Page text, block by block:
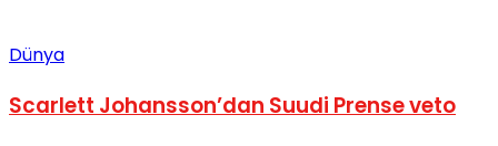
Dünya
Scarlett Johansson’dan Suudi Prense veto